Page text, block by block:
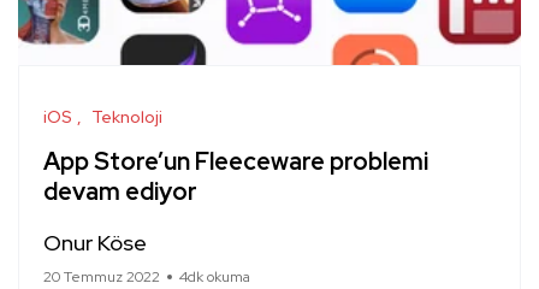
iOS Teknoloji
App Store’un Fleeceware problemi
devam ediyor
Onur Köse
20 Temmuz 2022 4dk okuma